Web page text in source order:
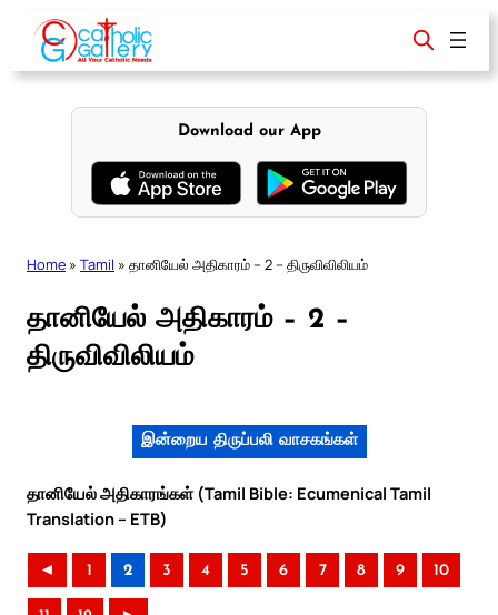
content
Download our App
Home » Tamil » தானியேல் அதிகாரம் – 2 – திருவிவிலியம்
தானியேல் அதிகாரம் – 2 –
திருவிவிலியம்
இன்றைய திருப்பலி வாசகங்கள்
தானியேல் அதிகாரங்கள் (Tamil Bible: Ecumenical Tamil
Translation – ETB)
◄ 1 2 3 4 5 6 7 8 9 10